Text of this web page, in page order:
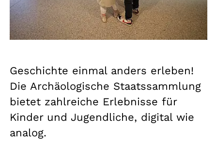
Geschichte einmal anders erleben!
Die Archäologische Staatssammlung
bietet zahlreiche Erlebnisse für
Kinder und Jugendliche, digital wie
analog.